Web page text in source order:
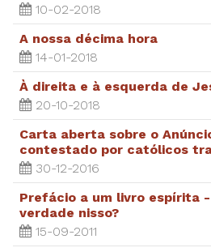
10-02-2018
A nossa décima hora
14-01-2018
À direita e à esquerda de
20-10-2018
Carta aberta sobre o
contestado por católicos
30-12-2016
Prefácio a um livro espírita -
verdade nisso?
15-09-2011